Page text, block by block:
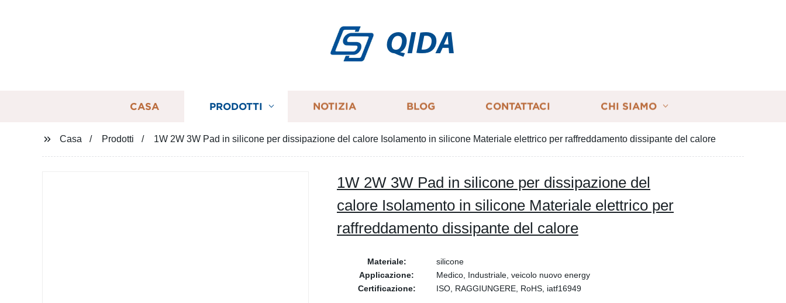
QIDA
CASA PRODOTTI NOTIZIA BLOG CONTATTACI CHI SIAMO
Casa Prodotti 1W 2W 3W Pad in silicone per dissipazione del calore Isolamento in silicone Materiale elettrico per raffreddamento dissipante del calore
1W 2W 3W Pad in silicone per dissipazione del
calore Isolamento in silicone Materiale elettrico per
raffreddamento dissipante del calore
Materiale:
silicone
Applicazione:
Medico, Industriale, veicolo nuovo energy
Certificazione:
ISO, RAGGIUNGERE, RoHS, iatf16949